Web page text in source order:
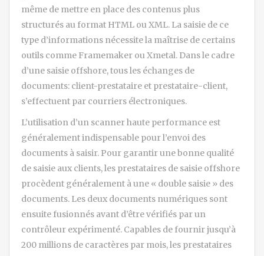
même de mettre en place des contenus plus
structurés au format HTML ou XML. La saisie de ce
type d’informations nécessite la maîtrise de certains
outils comme Framemaker ou Xmetal. Dans le cadre
d’une saisie offshore, tous les échanges de
documents: client-prestataire et prestataire-client,
s’effectuent par courriers électroniques.
L’utilisation d’un scanner haute performance est
généralement indispensable pour l’envoi des
documents à saisir. Pour garantir une bonne qualité
de saisie aux clients, les prestataires de saisie offshore
procèdent généralement à une « double saisie » des
documents. Les deux documents numériques sont
ensuite fusionnés avant d’être vérifiés par un
contrôleur expérimenté. Capables de fournir jusqu’à
200 millions de caractères par mois, les prestataires